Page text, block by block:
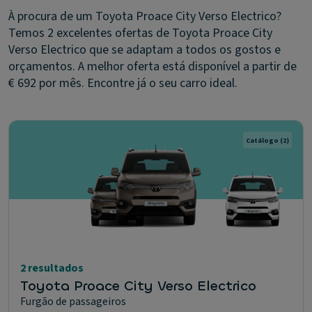
À procura de um Toyota Proace City Verso Electrico?
Temos 2 excelentes ofertas de Toyota Proace City
Verso Electrico que se adaptam a todos os gostos e
orçamentos. A melhor oferta está disponível a partir de
€ 692 por mês. Encontre já o seu carro ideal.
Catálogo (2)
2 resultados
Toyota Proace City Verso Electrico
Furgão de passageiros